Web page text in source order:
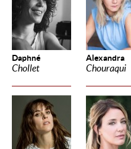
Daphné
Chollet
Alexandra
Chouraqui